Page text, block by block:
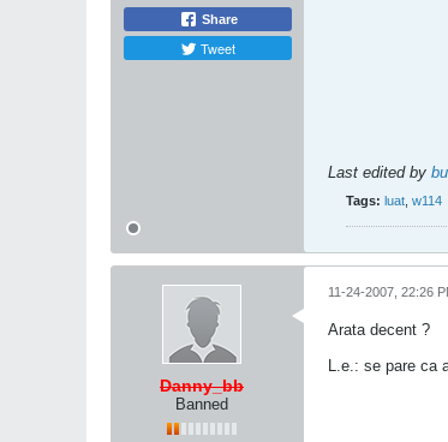
Share
Tweet
Last edited by
Tags: luat w114
Danny_bb
Banned
11-24-2007, 22:26
Arata decent ?
L.e.: se pare ca